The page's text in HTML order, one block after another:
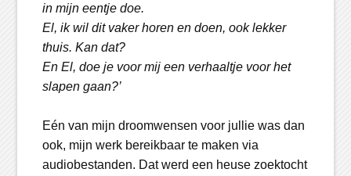
in mijn eentje doe.
El, ik wil dit vaker horen en doen, ook lekker
thuis. Kan dat?
En El, doe je voor mij een verhaaltje voor het
slapen gaan?’
Eén van mijn droomwensen voor jullie was dan
ook, mijn werk bereikbaar te maken via
audiobestanden. Dat werd een heuse zoektocht